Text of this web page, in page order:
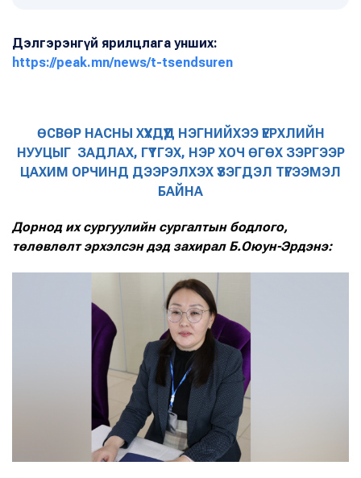
Дэлгэрэнгүй ярилцлага унших:
https://peak.mn/news/t-tsendsuren
ӨСВӨР НАСНЫ ХҮҮХДҮҮД НЭГНИЙХЭЭ ҮЕРХЛИЙН
НУУЦЫГ ЗАДЛАХ, ГҮТГЭХ, НЭР ХОЧ ӨГӨХ ЗЭРГЭЭР
ЦАХИМ ОРЧИНД ДЭЭРЭЛХЭХ ҮЗЭГДЭЛ ТҮГЭЭМЭЛ
БАЙНА
Дорнод их сургуулийн сургалтын бодлого,
төлөвлөлт эрхэлсэн дэд захирал Б.Оюун-Эрдэнэ: